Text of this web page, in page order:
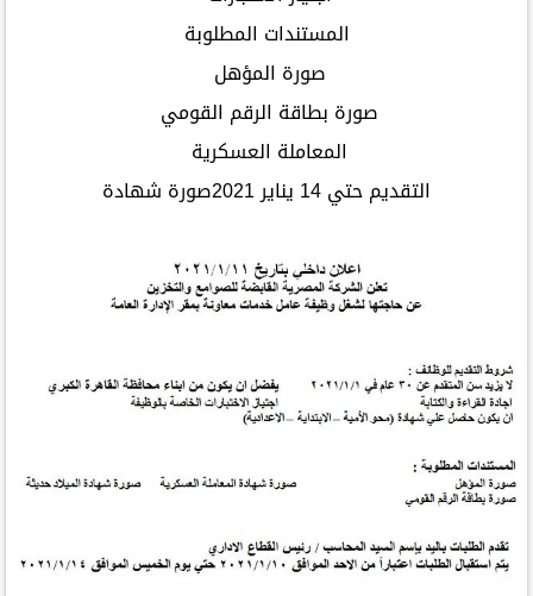
المستندات المطلوبة
صورة المؤهل
صورة بطاقة الرقم القومي
المعاملة العسكرية
التقديم حتي 14 يناير 2021صورة شهادة